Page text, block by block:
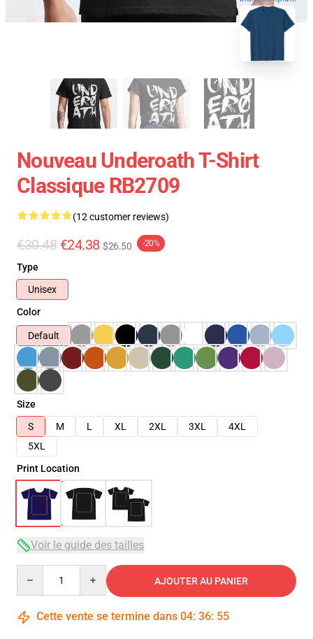
Nouveau Underoath T-Shirt
Classique RB2709
(12 customer reviews)
€30.48 €24.38 $26.50 -20%
Type
Unisex
Color
Default
Size
S
M L XL 2XL 3XL
4XL
5XL
Print Location
Voir le guide des tailles
AJOUTER AU PANIER
Cette vente se termine dans 04: 36: 54